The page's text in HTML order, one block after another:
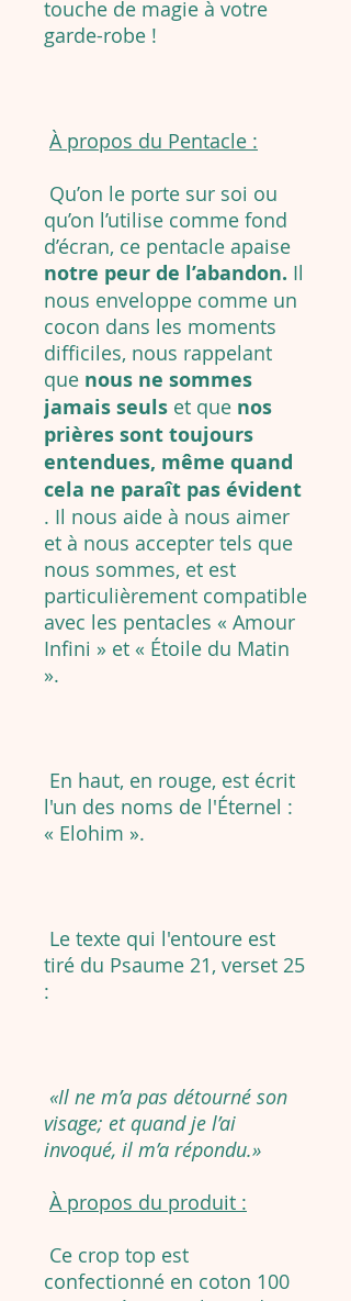
touche de magie à votre
garde-robe !
À propos du Pentacle :
Qu’on le porte sur soi ou
qu’on l’utilise comme fond
d’écran, ce pentacle apaise
notre peur de l’abandon. Il
nous enveloppe comme un
cocon dans les moments
difficiles, nous rappelant
que nous ne sommes
jamais seuls et que nos
prières sont toujours
entendues, même quand
cela ne paraît pas évident
. Il nous aide à nous aimer
et à nous accepter tels que
nous sommes, et est
particulièrement compatible
avec les pentacles « Amour
Infini » et « Étoile du Matin
».
En haut, en rouge, est écrit
l'un des noms de l'Éternel :
« Elohim ».
Le texte qui l'entoure est
tiré du Psaume 21, verset 25
:
«Il ne m’a pas détourné son
visage; et quand je l’ai
invoqué, il m’a répondu.»
À propos du produit :
Ce crop top est
confectionné en coton 100